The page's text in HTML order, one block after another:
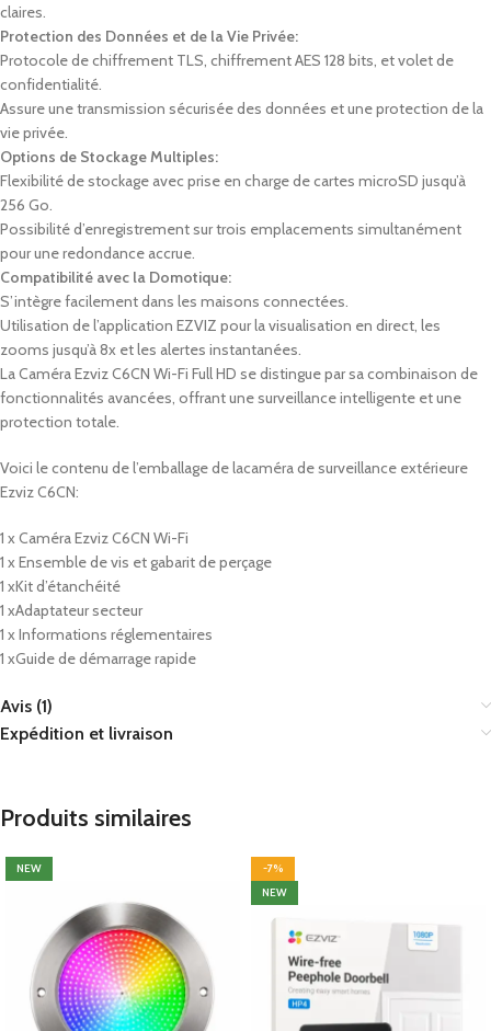
claires.
Protection des Données et de la Vie Privée:
Protocole de chiffrement TLS, chiffrement AES 128 bits, et volet de
confidentialité.
Assure une transmission sécurisée des données et une protection de la
vie privée.
Options de Stockage Multiples:
Flexibilité de stockage avec prise en charge de cartes microSD jusqu’à
256 Go.
Possibilité d’enregistrement sur trois emplacements simultanément
pour une redondance accrue.
Compatibilité avec la Domotique:
S’intègre facilement dans les maisons connectées.
Utilisation de l’application EZVIZ pour la visualisation en direct, les
zooms jusqu’à 8x et les alertes instantanées.
La Caméra Ezviz C6CN Wi-Fi Full HD se distingue par sa combinaison de
fonctionnalités avancées, offrant une surveillance intelligente et une
protection totale.
Voici le contenu de l’emballage de lacaméra de surveillance extérieure
Ezviz C6CN:
1 x Caméra Ezviz C6CN Wi-Fi
1 x Ensemble de vis et gabarit de perçage
1 xKit d’étanchéité
1 xAdaptateur secteur
1 x Informations réglementaires
1 xGuide de démarrage rapide
Avis (1)
Expédition et livraison
Produits similaires
NEW
-7%
NEW